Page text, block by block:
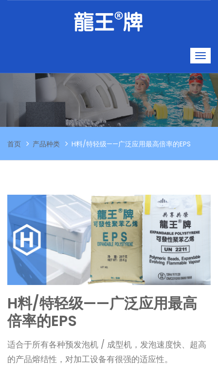
首页 产品种类 H料/特轻级——广泛应用最高倍率的EPS
H料/特轻级——广泛应用最高
倍率的EPS
适合于所有各种预发泡机 / 成型机，发泡速度快、超高
的产品熔结性，对加工设备有很强的适应性。